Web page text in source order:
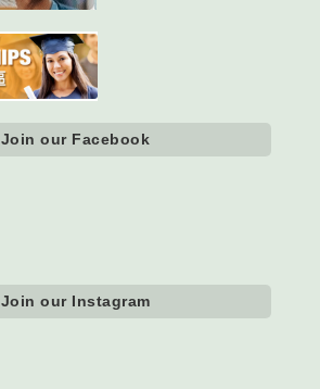
Join our Facebook
Join our Instagram